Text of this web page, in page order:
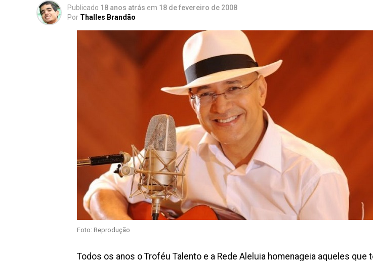
Publicado 18 anos atrás em 18 de fevereiro de 2008
Por Thalles Brandão
Foto: Reprodução
Todos os anos o Troféu Talento e a Rede Aleluia homenageia aqueles que